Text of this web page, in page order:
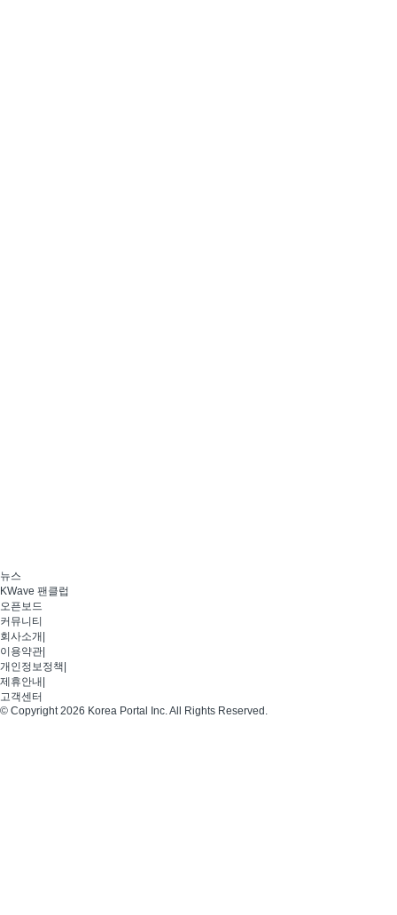
뉴스
KWave 팬클럽
오픈보드
커뮤니티
회사소개
이용약관
개인정보정책
제휴안내
고객센터
© Copyright 2026 Korea Portal Inc. All Rights Reserved.